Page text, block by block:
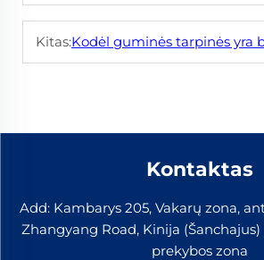
Kitas:Kodėl guminės tarpinės yra būtinos
Kontaktas
Add: Kambarys 205, Vakarų zona,
Zhangyang Road, Kinija
prekybos zona